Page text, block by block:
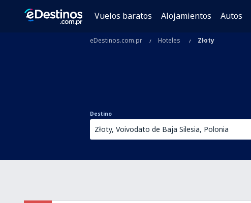
Vuelos baratos Alojamientos Autos
eDestinos.com.pr Hoteles Złoty
Destino